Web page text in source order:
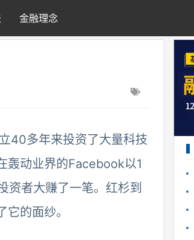
金融理念
40多年来投资了大量科技
轰动业界的Facebook以1
资者大赚了一笔。红杉到
的面纱。